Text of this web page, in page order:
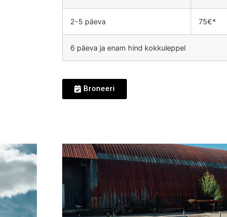
2-5 päeva 75€*
6 päeva ja enam hind kokkuleppel
Broneeri